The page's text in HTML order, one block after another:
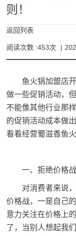
则！
返回列表
阅读次数 :453次 |
鱼火锅加盟店
做一些促销活动，
不能像其他行业那
的促销活动成本做
看看经营蜀滋香鱼
一、拒绝价格
对消费者来说，
价格战，一是自己
意力关注在价格上
了，当别人想起我